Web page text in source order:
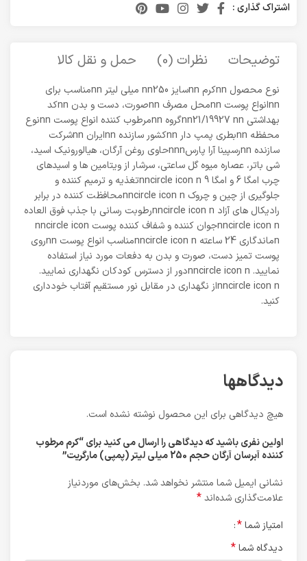
اشتراک گذاری :
توضیحات نظرات (0) حمل و نقل کالا
نوع محصول nnکرم nnسایز nn250 میلی لیتر nnمناسب برای
nnانواع پوست nnمحل مصرف nnصورت، دست و بدن nnکد
بهداشتی nn21/19927 nnگروه nnمرطوب کننده انواع پوست nnنوع
محفظه nnبطری پمپ دار nnکشور سازنده nnایران nnشرکت
سازنده nnرسپینا آرا پارسnnnحاوی روغن آرگان، هیالورونیک اسید،
شی باتر، عصاره میوه گل ساعتی، سرشار از ویتامین ها و اسیدهای
چرب امگا 6 و امگا 9 nncircle icon nتغذیه و ترمیم کننده و
جلوگیری از چین و چروک nncircle icon nمحافظت کننده در برابر
رادیکال های آزاد nncircle icon nرطوبت رسانی با جذب فوق العاده
nncircle icon nجوان کننده و شفاف کننده پوست nncircle icon
nماندگاری 24 ساعته nncircle icon nمناسب انواع پوست nnروی
پوست تمیز دست، صورت و بدن به دفعات مورد نیاز استفاده
نمایید. nncircle icon nدور از دسترس کودکان نگهداری نمایید.
nncircle icon nاز نگهداری در مقابل نور مستقیم آفتاب خودداری
کنید.
دیدگاهها
هیچ دیدگاهی برای این محصول نوشته نشده است.
اولین نفری باشید که دیدگاهی را ارسال می کنید برای “کرم مرطوب
کننده آبرسان آرگان حجم 250 میلی لیتر (پمپی) مارگریت”
نشانی ایمیل شما منتشر نخواهد شد. بخش‌های موردنیاز
علامت‌گذاری شده‌اند*
امتیاز شما*
دیدگاه شما*